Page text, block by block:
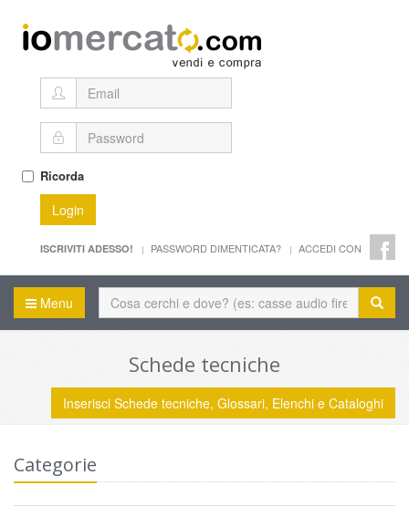
Ricorda
Login
ISCRIVITI ADESSO! PASSWORD DIMENTICATA? ACCEDI CON
Menu
Schede tecniche
Inserisci Schede tecniche, Glossari, Elenchi e Cataloghi
Categorie